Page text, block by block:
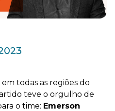
todas as regiões do
teve o orgulho de
o time: Emerson